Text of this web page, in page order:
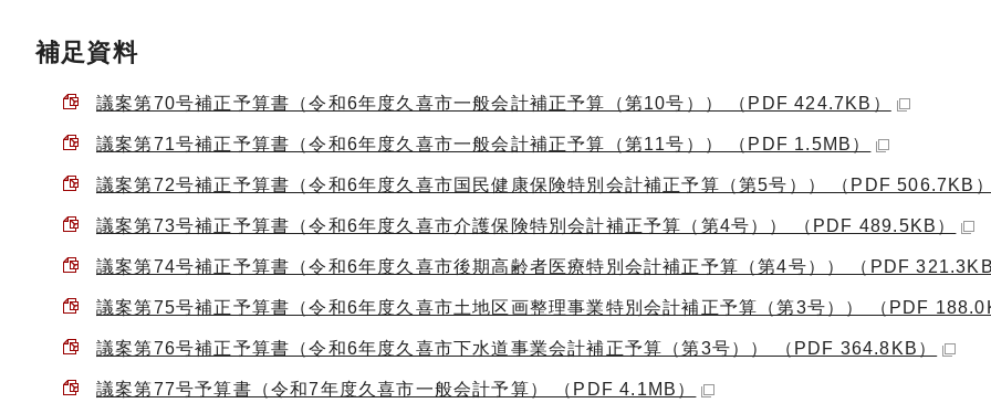
補足資料
議案第70号補正予算書（令和6年度久喜市一般会計補正予算（第10号）） （PDF 424.7KB）
議案第71号補正予算書（令和6年度久喜市一般会計補正予算（第11号）） （PDF 1.5MB）
議案第72号補正予算書（令和6年度久喜市国民健康保険特別会計補正予算（第5号）） （PDF 506.7KB
議案第73号補正予算書（令和6年度久喜市介護保険特別会計補正予算（第4号）） （PDF 489.5KB）
議案第74号補正予算書（令和6年度久喜市後期高齢者医療特別会計補正予算（第4号）） （PDF
議案第75号補正予算書（令和6年度久喜市土地区画整理事業特別会計補正予算（第3号）） （PDF
議案第76号補正予算書（令和6年度久喜市下水道事業会計補正予算（第3号）） （PDF 364.8KB）
議案第77号予算書（令和7年度久喜市一般会計予算） （PDF 4.1MB）